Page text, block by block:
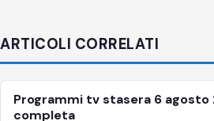
ARTICOLI CORRELATI
APPROFONDIMENTI
Programmi tv stasera 6 agosto
completa